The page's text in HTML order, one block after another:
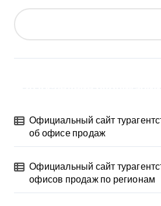
Официальный сайт
об офисе продаж
Официальный сайт
офисов продаж по регионам